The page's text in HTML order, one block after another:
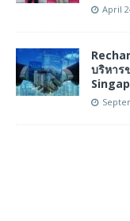
April
บริหาร